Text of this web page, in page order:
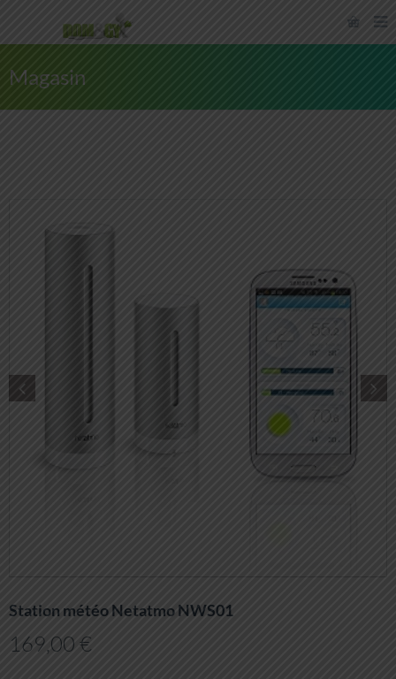
Magasin
Station météo Netatmo NWS01
169,00 €